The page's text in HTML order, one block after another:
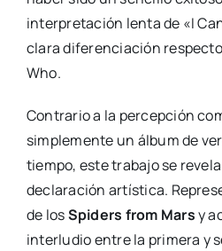
interpretación lenta de «I
clara diferenciación
Who.
Contrario a la percepción
simplemente un álbum de
tiempo, este trabajo se
declaración artística.
de losSpiders from Marsy
interludio entre la primera y